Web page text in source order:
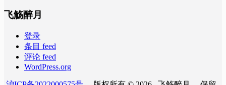
飞觞醉月
登录
条目 feed
评论 feed
WordPress.org